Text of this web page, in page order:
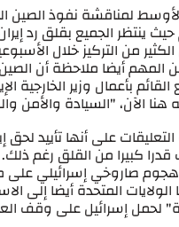
لمناقشة نفوذ الصين
ينتظر الجميع بقلق رد
من التركيز خلال
المهم أيضا ملاحظة أن
القائم بأعمال وزير
هنا الآن، "السيادة
على أنها تأييد
كبيرا من القلق رغم
الولايات المتحدة أيضا إلى
لحمل إسرائيل على وقف